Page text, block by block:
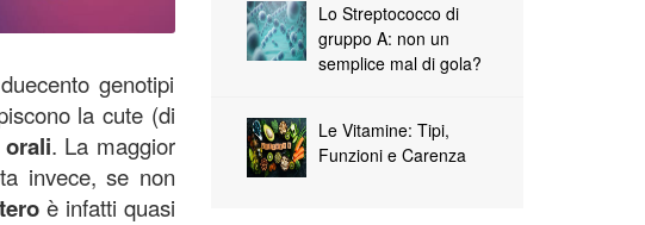
genotipi
la cute (di
orali. La maggior
invece, se non
è infatti quasi
Lo Streptococco di
gruppo A: non un
semplice mal di gola?
Le Vitamine: Tipi,
Funzioni e Carenza